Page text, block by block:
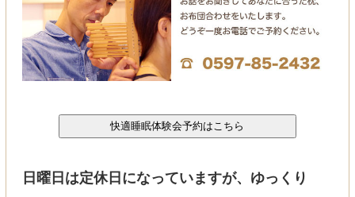
日曜日は定休日になっていますが、ゆっくり